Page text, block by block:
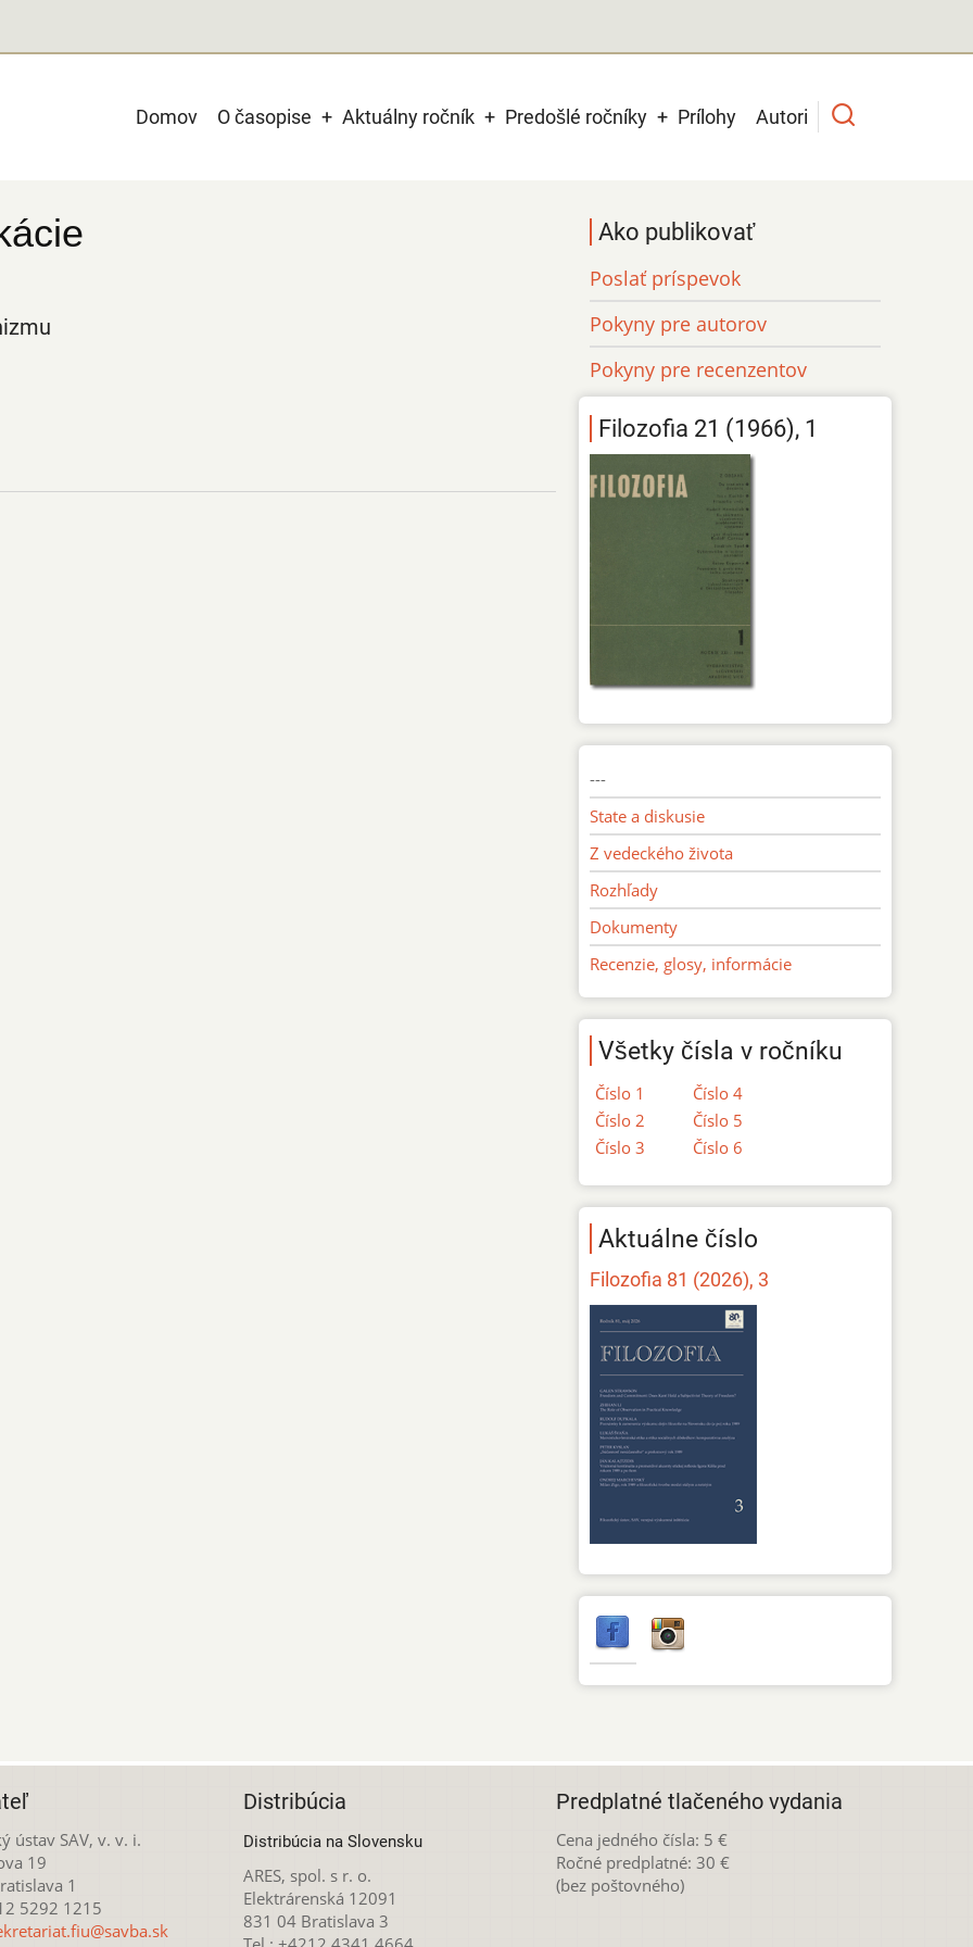
Main
Domov O časopise Aktuálny ročník Predošlé ročníky Prílohy Autori
Ako publikovať
Poslať príspevok
Pokyny pre autorov
Pokyny pre recenzentov
Filozofia 21 (1966), 1
---
State a diskusie
Z vedeckého života
Rozhľady
Dokumenty
Recenzie, glosy, informácie
Všetky čísla v ročníku
Číslo 1
Číslo 2
Číslo 3
Číslo 4
Číslo 5
Číslo 6
Aktuálne číslo
Filozofia 81 (2026), 3
ústav SAV, v. v. i.
19
1
5292 1215
Distribúcia
Distribúcia na Slovensku
ARES, spol. s r. o.
Elektrárenská 12091
831 04 Bratislava 3
Predplatné tlačeného vydania
Cena jedného čísla: 5 €
Ročné predplatné: 30 €
(bez poštovného)